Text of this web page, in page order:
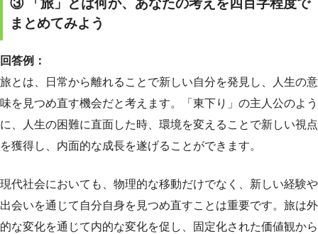
③ 「旅」とは何か、あなたの考えを四百字程度で
まとめてみよう
回答例：
旅とは、日常から離れることで新しい自分を発見し、人生の意
味を見つめ直す機会だと考えます。「東下り」の主人公のよう
に、人生の困難に直面した時、環境を変えることで新しい視点
を獲得し、内面的な成長を遂げることができます。
現代社会においても、物理的な移動だけでなく、新しい経験や
出会いを通じて自分自身を見つめ直すことは重要です。旅は外
的な変化を通じて内的な変化を促し、固定化された価値観から